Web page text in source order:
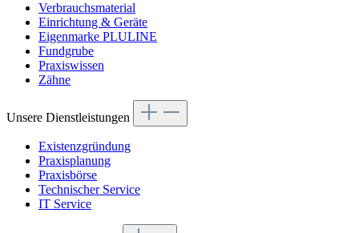
Verbrauchsmaterial
Einrichtung & Geräte
Eigenmarke PLULINE
Fundgrube
Praxiswissen
Zähne
Unsere Dienstleistungen
Existenzgründung
Praxisplanung
Praxisbörse
Technischer Service
IT Service